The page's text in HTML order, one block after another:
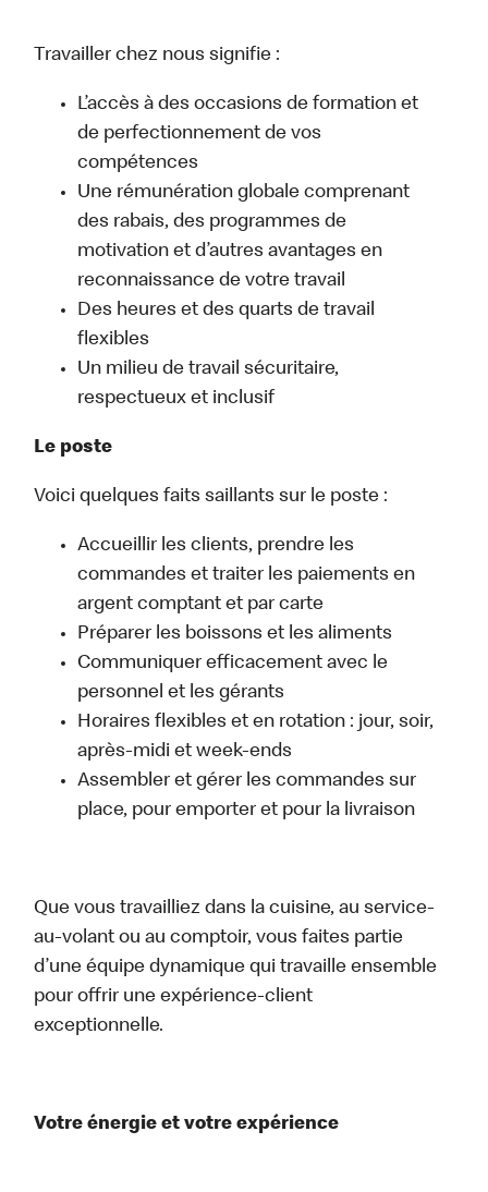
Travailler chez nous signifie :
L’accès à des occasions de formation et
de perfectionnement de vos
compétences
Une rémunération globale comprenant
des rabais, des programmes de
motivation et d’autres avantages en
reconnaissance de votre travail
Des heures et des quarts de travail
flexibles
Un milieu de travail sécuritaire,
respectueux et inclusif
Le poste
Voici quelques faits saillants sur le poste :
Accueillir les clients, prendre les
commandes et traiter les paiements en
argent comptant et par carte
Préparer les boissons et les aliments
Communiquer efficacement avec le
personnel et les gérants
Horaires flexibles et en rotation : jour, soir,
après-midi et week-ends
Assembler et gérer les commandes sur
place, pour emporter et pour la livraison
Que vous travailliez dans la cuisine, au service-
au-volant ou au comptoir, vous faites partie
d’une équipe dynamique qui travaille ensemble
pour offrir une expérience-client
exceptionnelle.
Votre énergie et votre expérience